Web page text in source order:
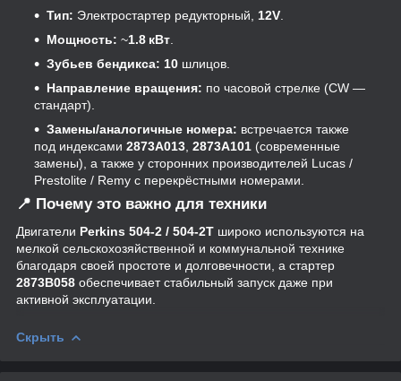
Тип: Электростартер редукторный, 12V.
Мощность: ~1.8 кВт.
Зубьев бендикса: 10 шлицов.
Направление вращения: по часовой стрелке (CW —
стандарт).
Замены/аналогичные номера: встречается также
под индексами 2873A013, 2873A101 (современные
замены), а также у сторонних производителей Lucas /
Prestolite / Remy с перекрёстными номерами.
📍 Почему это важно для техники
Двигатели Perkins 504‑2 / 504‑2T широко используются на
мелкой сельскохозяйственной и коммунальной технике
благодаря своей простоте и долговечности, а стартер
2873B058 обеспечивает стабильный запуск даже при
активной эксплуатации.
Скрыть